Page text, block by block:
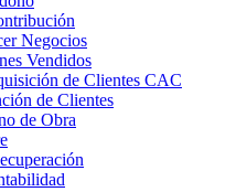
Negocios
Vendidos
de Clientes CAC
de Clientes
de Obra